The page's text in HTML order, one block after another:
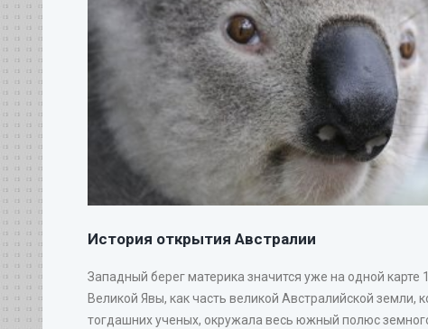
История открытия Австралии
Западный берег материка значится уже на одной карте
Великой Явы, как часть великой Австралийской земли,
тогдашних ученых, окружала весь южный полюс